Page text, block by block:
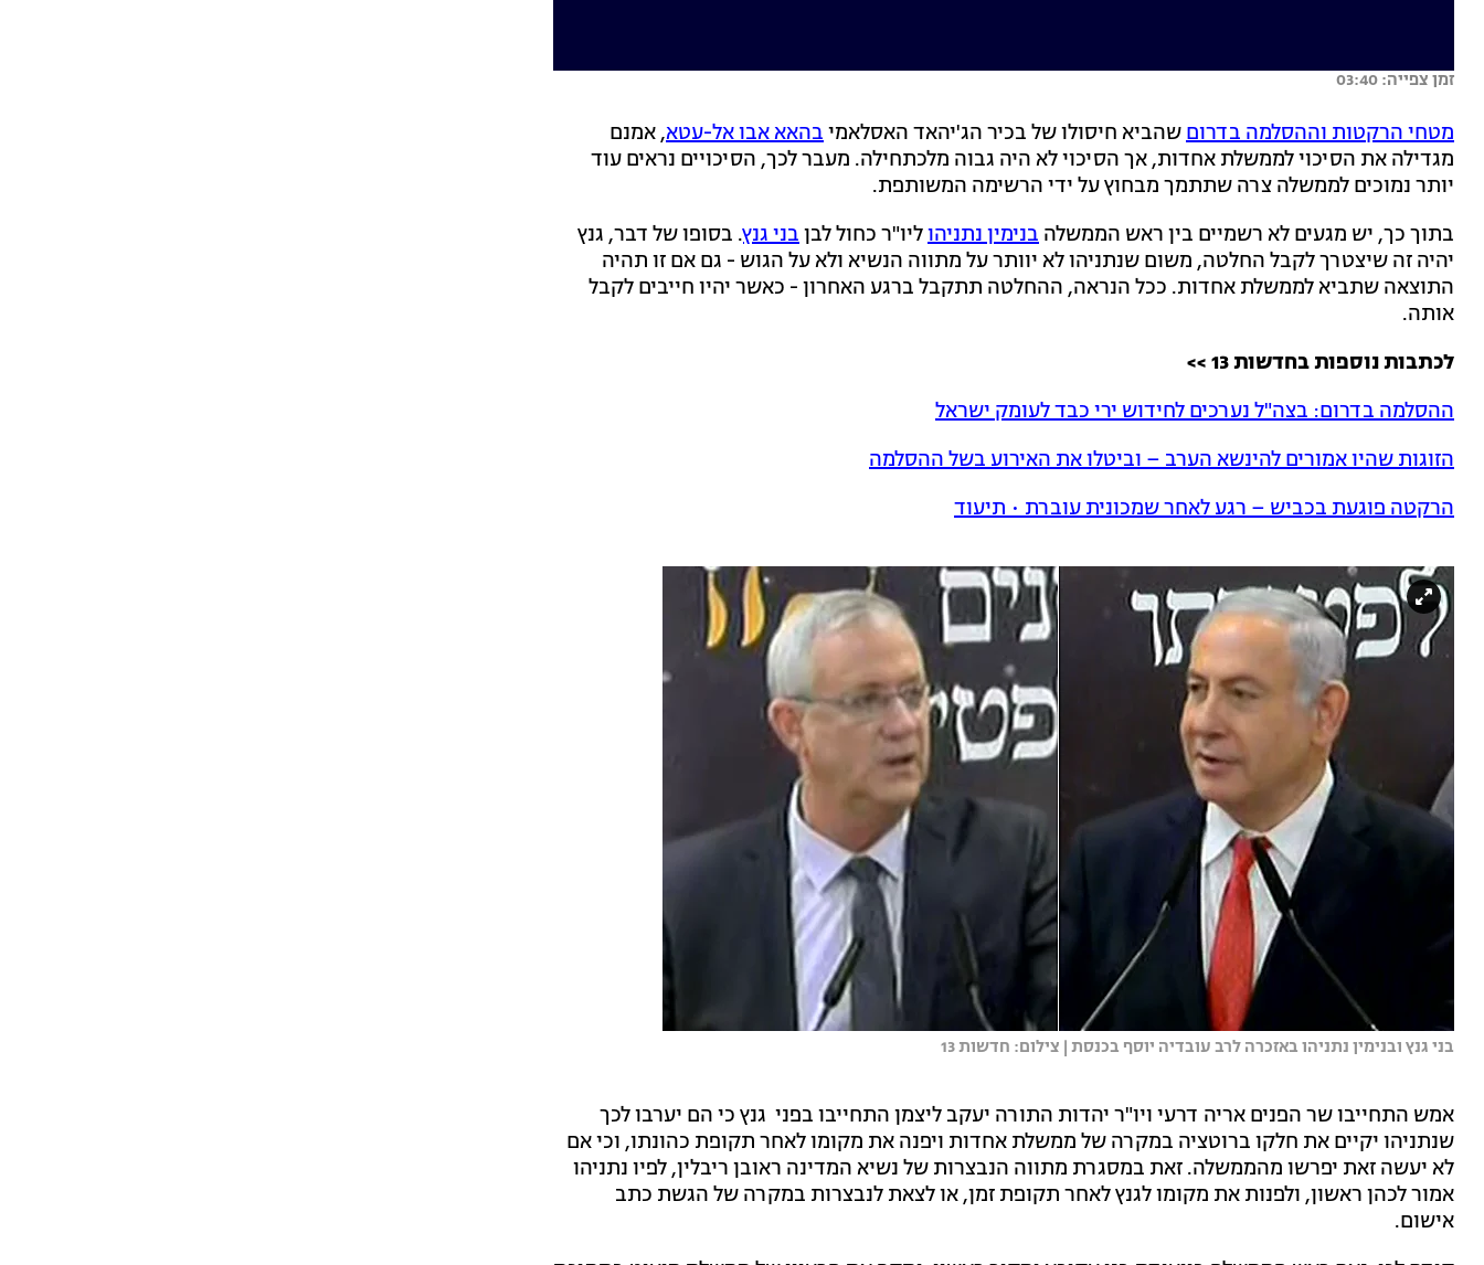
זמן צפייה: 03:40
מטחי הרקטות וההסלמה בדרוםשהביא חיסולו של בכיר הג'יהאד האסלאמיבהאא אבו אל-עטא, אמנם
מגדילה את הסיכוי לממשלת אחדות, אך הסיכוי לא היה גבוה מלכתחילה. מעבר לכך, הסיכויים נראים עוד
יותר נמוכים לממשלה צרה שתתמך מבחוץ על ידי הרשימה המשותפת.
בתוך כך, יש מגעים לא רשמיים בין ראש הממשלה בנימין נתניהוליו"ר כחול לבןבני גנץ. בסופו של דבר, גנץ
יהיה זה שיצטרך לקבל החלטה, משום שנתניהו לא יוותר על מתווה הנשיא ולא על הגוש - גם אם זו תהיה
התוצאה שתביא לממשלת אחדות. ככל הנראה, ההחלטה תתקבל ברגע האחרון - כאשר יהיו חייבים לקבל
אותה.
לכתבות נוספות בחדשות 13 >>
ההסלמה בדרום: בצה"ל נערכים לחידוש ירי כבד לעומק ישראל
הזוגות שהיו אמורים להינשא הערב – וביטלו את האירוע בשל ההסלמה
הרקטה פוגעת בכביש – רגע לאחר שמכונית עוברת • תיעוד
בני גנץ ובנימין נתניהו באזכרה לרב עובדיה יוסף בכנסת | צילום: חדשות 13
אמש התחייבו שר הפנים אריה דרעי ויו"ר יהדות התורה יעקב ליצמן התחייבו בפני גנץ כי הם יערבו לכך
שנתניהו יקיים את חלקו ברוטציה במקרה של ממשלת אחדות ויפנה את מקומו לאחר תקופת כהונתו, וכי אם
לא יעשה זאת יפרשו מהממשלה. זאת במסגרת מתווה הנבצרות של נשיא המדינה ראובן ריבלין, לפיו נתניהו
אמור לכהן ראשון, ולפנות את מקומו לגנץ לאחר תקופת זמן, או לצאת לנבצרות במקרה של הגשת כתב
אישום.